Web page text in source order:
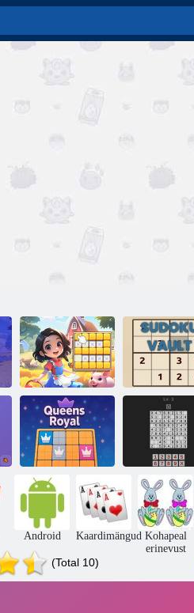
Sudoku aed Sudoku võlv
Queens Royal
Klassikaline
sudoku
Android Kaardimängud Kohapeal
erinevust
(Total 10)